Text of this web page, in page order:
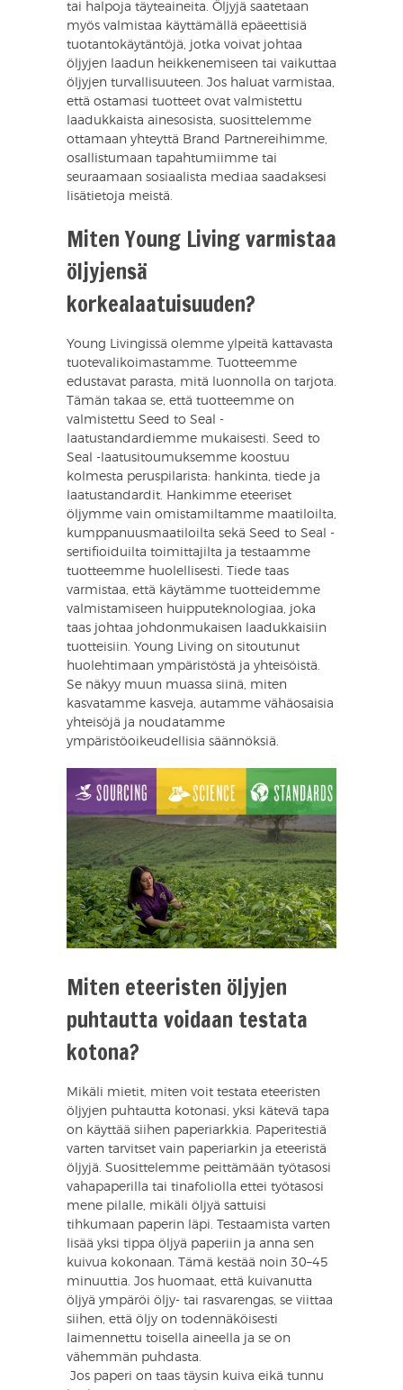
tai halpoja täyteaineita. Öljyjä saatetaan
myös valmistaa käyttämällä epäeettisiä
tuotantokäytäntöjä, jotka voivat johtaa
öljyjen laadun heikkenemiseen tai vaikuttaa
öljyjen turvallisuuteen. Jos haluat varmistaa,
että ostamasi tuotteet ovat valmistettu
laadukkaista ainesosista, suosittelemme
ottamaan yhteyttä Brand Partnereihimme,
osallistumaan tapahtumiimme tai
seuraamaan sosiaalista mediaa saadaksesi
lisätietoja meistä.
Miten Young Living varmistaa
öljyjensä
korkealaatuisuuden?
Young Livingissä olemme ylpeitä kattavasta
tuotevalikoimastamme. Tuotteemme
edustavat parasta, mitä luonnolla on tarjota.
Tämän takaa se, että tuotteemme on
valmistettu Seed to Seal -
laatustandardiemme mukaisesti. Seed to
Seal -laatusitoumuksemme koostuu
kolmesta peruspilarista: hankinta, tiede ja
laatustandardit. Hankimme eteeriset
öljymme vain omistamiltamme maatiloilta,
kumppanuusmaatiloilta sekä Seed to Seal -
sertifioiduilta toimittajilta ja testaamme
tuotteemme huolellisesti. Tiede taas
varmistaa, että käytämme tuotteidemme
valmistamiseen huipputeknologiaa, joka
taas johtaa johdonmukaisen laadukkaisiin
tuotteisiin. Young Living on sitoutunut
huolehtimaan ympäristöstä ja yhteisöistä.
Se näkyy muun muassa siinä, miten
kasvatamme kasveja, autamme vähäosaisia
yhteisöjä ja noudatamme
ympäristöoikeudellisia säännöksiä.
Miten eteeristen öljyjen
puhtautta voidaan testata
kotona?
Mikäli mietit, miten voit testata eteeristen
öljyjen puhtautta kotonasi, yksi kätevä tapa
on käyttää siihen paperiarkkia. Paperitestiä
varten tarvitset vain paperiarkin ja eteeristä
öljyjä. Suosittelemme peittämään työtasosi
vahapaperilla tai tinafoliolla ettei työtasosi
mene pilalle, mikäli öljyä sattuisi
tihkumaan paperin läpi. Testaamista varten
lisää yksi tippa öljyä paperiin ja anna sen
kuivua kokonaan. Tämä kestää noin 30–45
minuuttia. Jos huomaat, että kuivanutta
öljyä ympäröi öljy- tai rasvarengas, se viittaa
siihen, että öljy on todennäköisesti
laimennettu toisella aineella ja se on
vähemmän puhdasta.
​ Jos paperi on taas täysin kuiva eikä tunnu